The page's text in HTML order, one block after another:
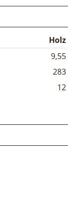
Holz
9,55
283
12